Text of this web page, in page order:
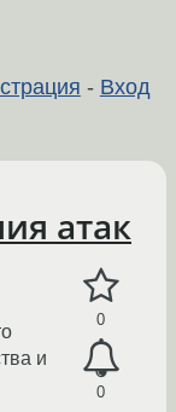
- Вход
атак
0
0
и